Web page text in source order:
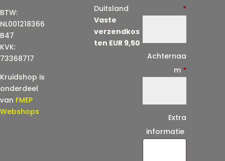
BTW:
NL001218366
B47
KVK:
73368717
Kruidshop is
onderdeel
van FMEP
Webshops
Duitsland
Vaste
verzendkos
ten EUR 9,50
*
Achternaa
m *
Extra
informatie